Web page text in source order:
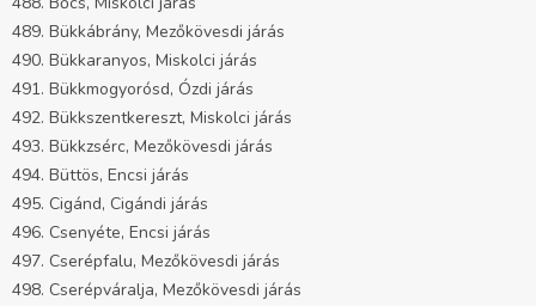
489. Bükkábrány, Mezőkövesdi járás
490. Bükkaranyos, Miskolci járás
491. Bükkmogyorósd, Ózdi járás
492. Bükkszentkereszt, Miskolci járás
493. Bükkzsérc, Mezőkövesdi járás
494. Büttös, Encsi járás
495. Cigánd, Cigándi járás
496. Csenyéte, Encsi járás
497. Cserépfalu, Mezőkövesdi járás
498. Cserépváralja, Mezőkövesdi járás